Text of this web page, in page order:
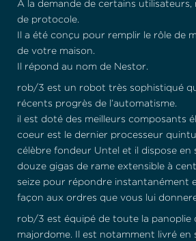
A la demande de certains
de protocole.
Il a été conçu pour remplir le rôle de
de votre maison.
Il répond au nom de Nestor.
rob/3 est un robot très sophistiqué
récents progrès de l’automatisme.
il est doté des meilleurs composants
coeur est le dernier processeur
célèbre fondeur Untel et il dispose en
douze gigas de rame extensible à
seize pour répondre instantanément
façon aux ordres que vous lui
rob/3 est équipé de toute la panoplie
majordome. Il est notamment livré en